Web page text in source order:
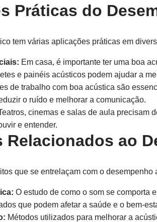
Práticas do
tem várias aplicações práticas em
Em casa, é importante ter uma boa
e painéis acústicos podem ajudar a
de trabalho com boa acústica são
o ruído e melhorar a comunicação.
cinemas e salas de aula precisam
e entender.
Relacionados ao
que se entrelaçam com o
O estudo de como o som se comporta
que podem afetar a saúde e o bem-
Métodos utilizados para melhorar a